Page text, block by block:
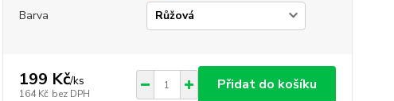
Barva
199 Kč/ks
164 Kč bez DPH
Přidat do košíku